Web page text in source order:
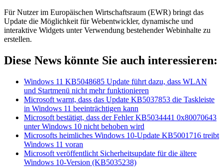
Für Nutzer im Europäischen Wirtschaftsraum (EWR) bringt das
Update die Möglichkeit für Webentwickler, dynamische und
interaktive Widgets unter Verwendung bestehender Webinhalte zu
erstellen.
Diese News könnte Sie auch interessieren:
Windows 11 KB5048685 Update führt dazu, dass WLAN
und Startmenü nicht mehr funktionieren
Microsoft warnt, dass das Update KB5037853 die Taskleiste
in Windows 11 beeinträchtigen kann
Microsoft bestätigt, dass der Fehler KB5034441 0x80070643
unter Windows 10 nicht behoben wird
Microsofts heimliches Windows 10-Update KB5001716 treibt
Windows 11 voran
Microsoft veröffentlicht Sicherheitsupdate für die ältere
Windows 10-Version (KB5035238)